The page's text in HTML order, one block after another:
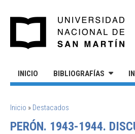
INICIO BIBLIOGRAFÍAS
SE ENCUENTRA USTED AQUÍ
Inicio » Destacados
PERÓN. 1943-1944.